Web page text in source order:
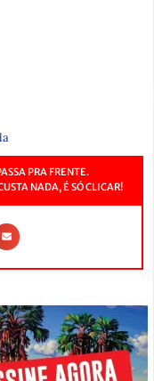
PRA FRENTE.
NADA, É SÓ CLICAR!